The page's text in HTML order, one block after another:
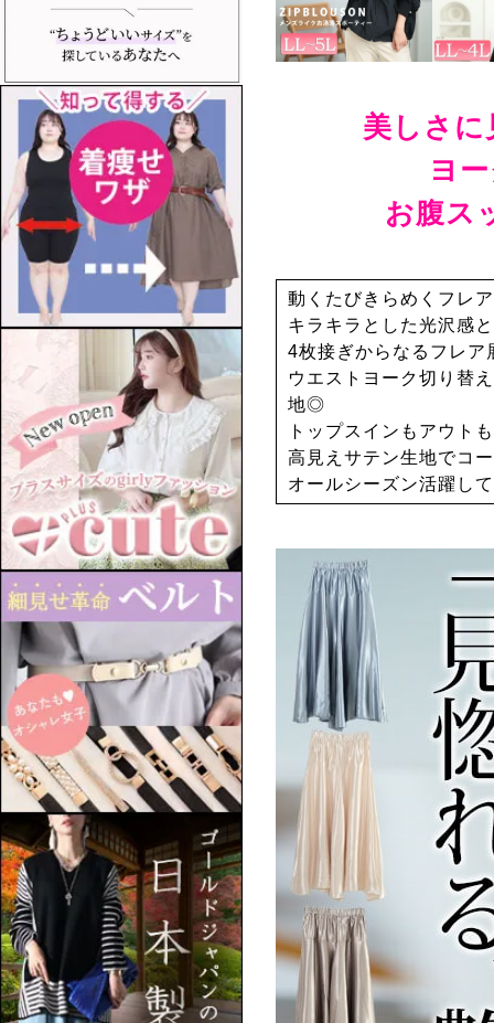
美しさに
ヨ
お腹ス
動くたびきらめくフレ
キラキラとした光沢感
4枚接ぎからなるフレア
ウエストヨーク切り替
地◎
トップスインもアウト
高見えサテン生地でコ
オールシーズン活躍し